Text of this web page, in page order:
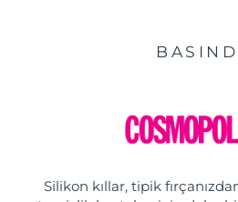
Silikon kıllar, tipik